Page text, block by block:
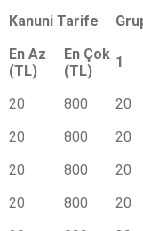
Kanuni Tarife
En Az
(TL)
En Çok
(TL)
1
20 800
20
20 800
20
20 800
20
20 800
20